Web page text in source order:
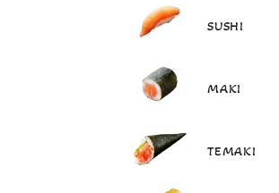
SUSHI
MAKI
TEMAKI